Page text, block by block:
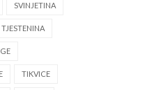
SVINJETINA
TJESTENINA
TIKVICE